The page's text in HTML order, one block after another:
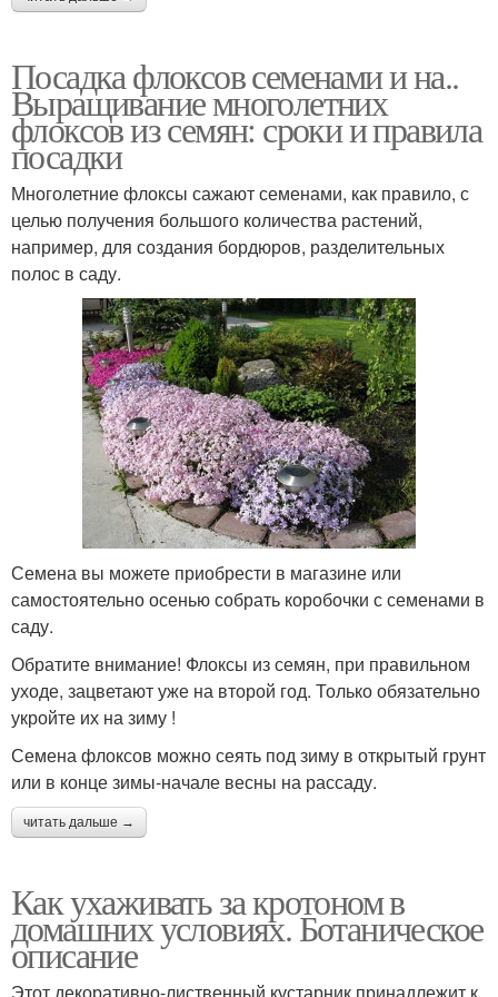
Посадка флоксов семенами и на..
Выращивание многолетних
флоксов из семян: сроки и правила
посадки
Многолетние флоксы сажают семенами, как правило, с
целью получения большого количества растений,
например, для создания бордюров, разделительных
полос в саду.
Семена вы можете приобрести в магазине или
самостоятельно осенью собрать коробочки с семенами в
саду.
Обратите внимание! Флоксы из семян, при правильном
уходе, зацветают уже на второй год. Только обязательно
укройте их на зиму !
Семена флоксов можно сеять под зиму в открытый грунт
или в конце зимы-начале весны на рассаду.
читать дальше →
Как ухаживать за кротоном в
домашних условиях. Ботаническое
описание